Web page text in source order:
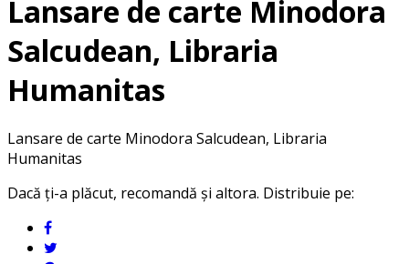
Lansare de carte Minodora
Salcudean, Libraria
Humanitas
Lansare de carte Minodora Salcudean, Libraria
Humanitas
Dacă ți-a plăcut, recomandă și altora. Distribuie pe: